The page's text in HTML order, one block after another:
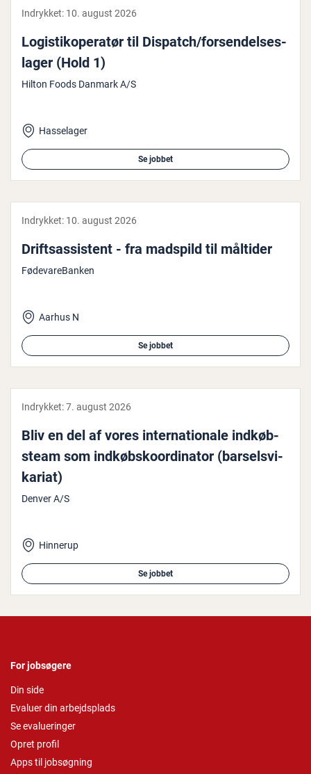
Indrykket: 10. august 2026
Lo­gi­sti­ko­pe­ra­tør til Dispatch/for­sen­del­ses­
la­ger (Hold 1)
Hilton Foods Danmark A/S
Hasselager
Se jobbet
Indrykket: 10. august 2026
Driftsas­si­stent - fra madspild til måltider
FødevareBanken
Aarhus N
Se jobbet
Indrykket:7. august 2026
Bliv en del af vores in­ter­na­tio­na­le ind­køb­
steam som ind­købs­ko­or­di­na­tor (bar­selsvi­
ka­ri­at)
Denver A/S
Hinnerup
Se jobbet
For jobsøgere
Din side
Evaluer din arbejdsplads
Se evalueringer
Opret profil
Apps til jobsøgning